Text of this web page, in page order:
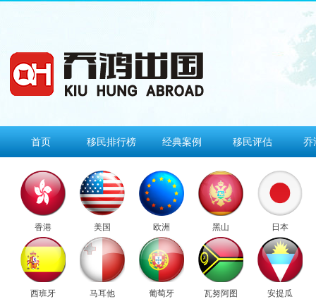
首页 移民排行榜 经典案例 移民评估 乔
香港 美国 欧洲 黑山 日本
西班牙 马耳他 葡萄牙 瓦努阿图 安提瓜